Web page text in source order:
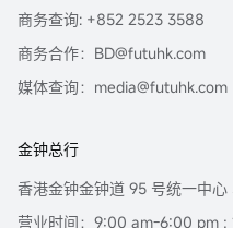
本报告中，富途证券并无持有该上市
过去12个月内与该公司并无投资银行
员。
法则，规定，或其它注册或发牌的规
国家的任何人或实体分发或由其使用
此处包含的信息是基于富途证券认
商务查询: +852 2523 3588
商务合作：BD@futuhk.com
媒体查询：media@futuhk.com
金钟总行
香港金钟金钟道 95 号统一中心
营业时间：9:00 am-6:00 pm ;